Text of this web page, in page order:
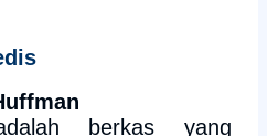
berkas yang